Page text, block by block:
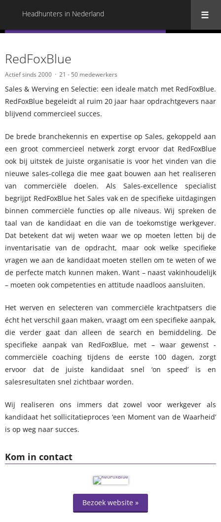
Headhunters in Nederland
Kom in contact
Bezoek website »
RedFoxBlue
Actief sinds 2000 21 - 50 medewerkers
Sales & Werving en Selectie: een ideale match met RedFoxBlue.
RedFoxBlue begeleidt al ruim 20 jaar haar opdrachtgevers naar
blijvend commercieel succes.
De brede branchekennis en expertise op Sales, gekoppeld aan
een groot commercieel netwerk zorgt ervoor dat RedFoxBlue
ook bij uitstek de juiste organisatie is voor het vinden van die
nieuwe sales-collega die mee gaat bouwen aan het realiseren
van commerciële doelen. Als Sales-excellence specialist
begrijpt RedFoxBlue het Sales vak en de specifieke uitdagingen
binnen commerciële functies op alle niveaus. Wij spreken de
taal van de kandidaat en die van de toekomstige werkgever.
Dat betekent dat wij weten waar we op moeten letten bij de
inventarisatie van de opdracht, maar ook welke specifieke
vragen we aan de kandidaat moeten stellen om te weten of we
de perfecte match kunnen maken. Want – naast vakinhoudelijk
– moeten ook competenties en attitude naadloos aansluiten.
Het werven en selecteren van commerciële krachtpatsers die
écht het verschil gaan maken, vraagt om een specifieke aanpak,
die verder gaat dan alleen de search en bemiddeling. De
specifieke aanpak van RedFoxBlue, met – waar gewenst -
commerciële coaching tijdens de eerste 100 dagen, zorgt
ervoor dat de juiste kandidaat snel ‘on speed’ is en
salesresultaten snel zichtbaar worden.
Wij realiseren ons immers dat zowel voor werkgever als
kandidaat het sollicitatieproces ‘een Moment van de Waarheid’
is op weg naar succes.